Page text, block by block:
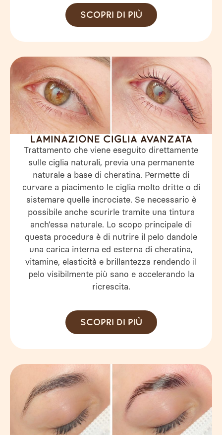
Scopri di più
laminazione ciglia avanzata
Trattamento che viene eseguito direttamente
sulle ciglia naturali, previa una permanente
naturale a base di cheratina. Permette di
curvare a piacimento le ciglia molto dritte o di
sistemare quelle incrociate. Se necessario è
possibile anche scurirle tramite una tintura
anch’essa naturale. Lo scopo principale di
questa procedura è di nutrire il pelo dandole
una carica interna ed esterna di cheratina,
vitamine, elasticità e brillantezza rendendo il
pelo visibilmente più sano e accelerando la
ricrescita.
Scopri di più